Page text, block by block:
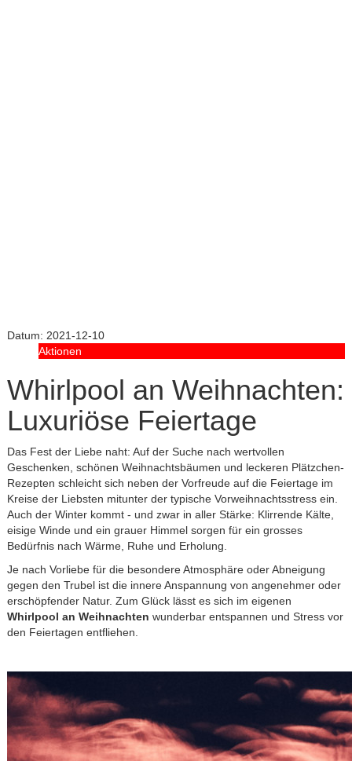
Datum: 2021-12-10
Aktionen
Whirlpool an Weihnachten:
Luxuriöse Feiertage
Das Fest der Liebe naht: Auf der Suche nach wertvollen
Geschenken, schönen Weihnachtsbäumen und leckeren Plätzchen-
Rezepten schleicht sich neben der Vorfreude auf die Feiertage im
Kreise der Liebsten mitunter der typische Vorweihnachtsstress ein.
Auch der Winter kommt - und zwar in aller Stärke: Klirrende Kälte,
eisige Winde und ein grauer Himmel sorgen für ein grosses
Bedürfnis nach Wärme, Ruhe und Erholung.
Je nach Vorliebe für die besondere Atmosphäre oder Abneigung
gegen den Trubel ist die innere Anspannung von angenehmer oder
erschöpfender Natur. Zum Glück lässt es sich im eigenen
Whirlpool an Weihnachten wunderbar entspannen und Stress vor
den Feiertagen entfliehen.